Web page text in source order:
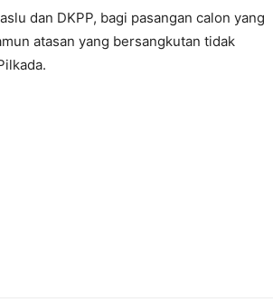
dan DKPP, bagi pasangan calon yang
atasan yang bersangkutan tidak